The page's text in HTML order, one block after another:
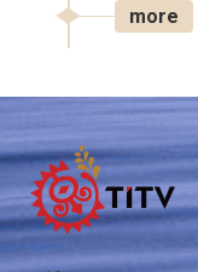
more